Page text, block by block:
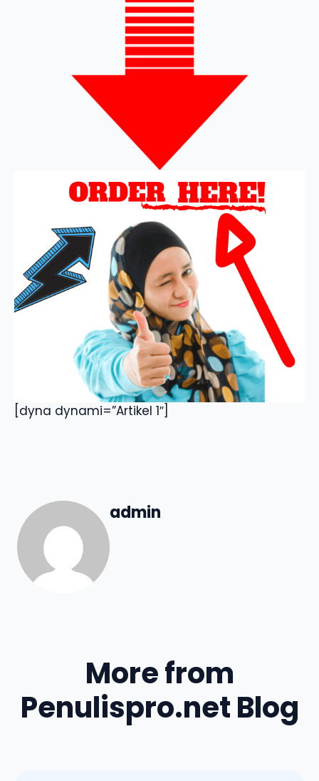
[dyna dynami=”Artikel 1″]
admin
More from
Penulispro.net Blog